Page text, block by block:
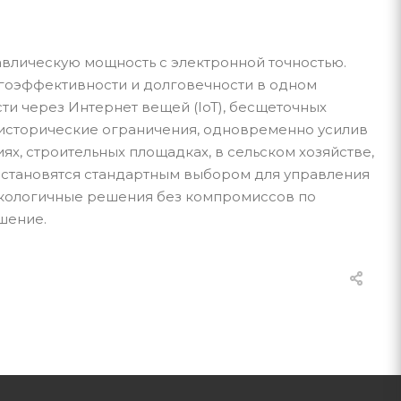
мощность с электронной точностью.
и долговечности в одном
через Интернет вещей (IoT), бесщеточных
ограничения, одновременно усилив
строительных площадках, в сельском хозяйстве,
стандартным выбором для управления
решения без компромиссов по